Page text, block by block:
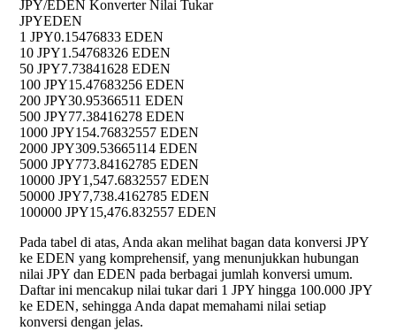
JPY/EDEN Konverter Nilai Tukar
JPYEDEN
1 JPY0.15476833 EDEN
10 JPY1.54768326 EDEN
50 JPY7.73841628 EDEN
100 JPY15.47683256 EDEN
200 JPY30.95366511 EDEN
500 JPY77.38416278 EDEN
1000 JPY154.76832557 EDEN
2000 JPY309.53665114 EDEN
5000 JPY773.84162785 EDEN
10000 JPY1,547.6832557 EDEN
50000 JPY7,738.4162785 EDEN
100000 JPY15,476.832557 EDEN
Pada tabel di atas, Anda akan melihat bagan data konversi JPY
ke EDEN yang komprehensif, yang menunjukkan hubungan
nilai JPY dan EDEN pada berbagai jumlah konversi umum.
Daftar ini mencakup nilai tukar dari 1 JPY hingga 100.000 JPY
ke EDEN, sehingga Anda dapat memahami nilai setiap
konversi dengan jelas.